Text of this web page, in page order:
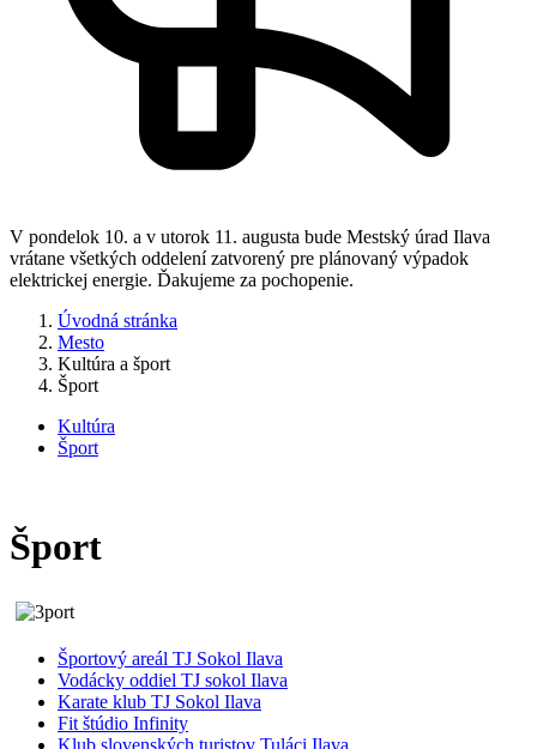
V pondelok 10. a v utorok 11. augusta bude Mestský úrad Ilava
vrátane všetkých oddelení zatvorený pre plánovaný výpadok
elektrickej energie. Ďakujeme za pochopenie.
Úvodná stránka
Mesto
Kultúra a šport
Šport
Kultúra
Šport
Šport
Športový areál TJ Sokol Ilava
Vodácky oddiel TJ sokol Ilava
Karate klub TJ Sokol Ilava
Fit štúdio Infinity
Klub slovenských turistov Tuláci Ilava